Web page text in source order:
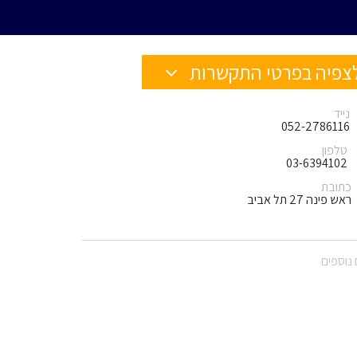
בפרטי התקשרות
נייד
052-2786116
טלפון
03-6394102
כתובת
ראש פינה 27 תל אביב